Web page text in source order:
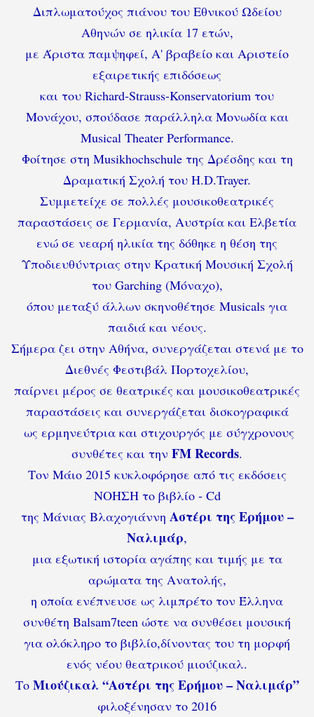
Διπλωματούχος πιάνου του Εθνικού Ωδείου
Αθηνών σε ηλικία 17 ετών,
με Άριστα παμψηφεί, Α' βραβείο και Αριστείο
εξαιρετικής επιδόσεως
και του Richard-Strauss-Konservatorium του
Μονάχου, σπούδασε παράλληλα Μονωδία και
Musical Theater Performance.
Φοίτησε στη Musikhochschule της Δρέσδης και τη
Δραματική Σχολή του H.D.Trayer.
Συμμετείχε σε πολλές μουσικοθεατρικές
παραστάσεις σε Γερμανία, Αυστρία και Ελβετία
ενώ σε νεαρή ηλικία της δόθηκε η θέση της
Υποδιευθύντριας στην Κρατική Μουσική Σχολή
του Garching (Μόναχο),
όπου μεταξύ άλλων σκηνοθέτησε Μusicals για
παιδιά και νέους.
Σήμερα ζει στην Αθήνα, συνεργάζεται στενά με το
Διεθνές Φεστιβάλ Πορτοχελίου,
παίρνει μέρος σε θεατρικές και μουσικοθεατρικές
παραστάσεις και συνεργάζεται δισκογραφικά
ως ερμηνεύτρια και στιχουργός με σύγχρονους
συνθέτες και την FM Records.
Τον Μάιο 2015 κυκλοφόρησε από τις εκδόσεις
ΝΟΗΣΗ το βιβλίο - Cd
της Μάνιας Βλαχογιάννη Αστέρι της Ερήμου –
Ναλιμάρ,
μια εξωτική ιστορία αγάπης και τιμής με τα
αρώματα της Ανατολής,
η οποία ενέπνευσε ως λιμπρέτο τον Έλληνα
συνθέτη Balsam7teen ώστε να συνθέσει μουσική
για ολόκληρο το βιβλίο,δίνοντας του τη μορφή
ενός νέου θεατρικού μιούζικαλ.
Το Μιούζικαλ “Αστέρι της Ερήμου – Ναλιμάρ”
φιλοξένησαν το 2016